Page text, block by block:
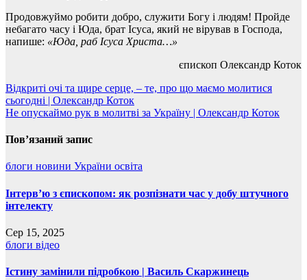
Продовжуймо робити добро, служити Богу і людям! Пройде
небагато часу і Юда, брат Ісуса, який не вірував в Господа,
напише: «Юда, раб Ісуса Христа…»
єпископ Олександр Коток
Навігація
записів
Відкриті очі та щире серце, – те, про що маємо молитися
сьогодні | Олександр Коток
Не опускаймо рук в молитві за Україну | Олександр Коток
Пов’язаний запис
блоги новини України освіта
Інтерв’ю з єпископом: як розпізнати час у добу штучного
інтелекту
Сер 15, 2025
блоги відео
Істину замінили підробкою | Василь Скаржинець